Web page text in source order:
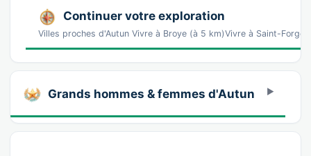
Continuer votre exploration
Villes proches d'Autun Vivre à Broye (à 5 km)Vivre à Saint-
Grands hommes & femmes d'Autun